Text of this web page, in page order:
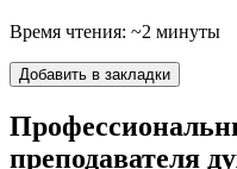
Время чтения: ~2 минуты
Добавить в закладки
преподавателя